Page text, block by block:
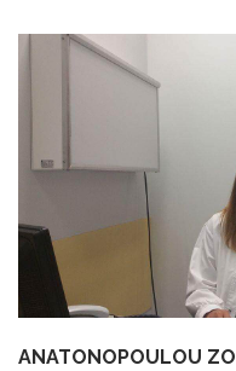
ANATONOPOULOU ZOI